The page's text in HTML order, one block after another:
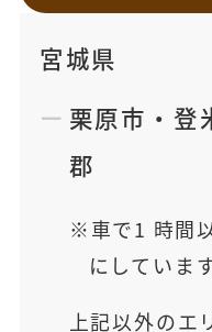
宮城県
栗原市 ・ 登
郡
車で1 時間
にしています
上記以外のエ